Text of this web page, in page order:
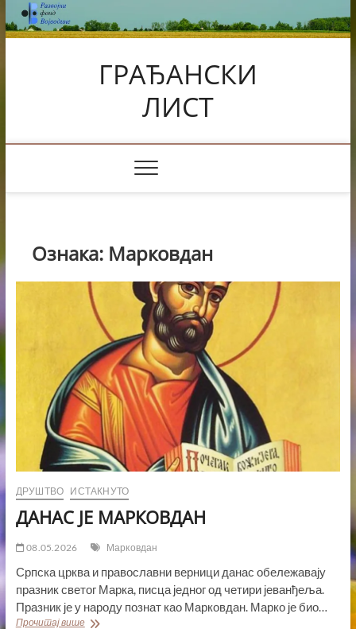
Skip
to
content
ГРАЂАНСКИ
ЛИСТ
Ознака: Марковдан
ДРУШТВО ИСТАКНУТО
ДАНАС ЈЕ МАРКОВДАН
08.05.2026 Марковдан
Српска црква и православни верници данас обележавају
празник светог Марка, писца једног од четири јеванђеља.
Празник је у народу познат као Марковдан. Марко је био…
Прочитај вишеДАНАС